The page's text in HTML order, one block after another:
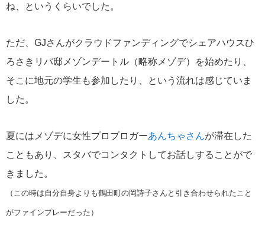
ね、というくらいでした。
ただ、GJさんがクラウドファンディングでシェアハウスひ
ろさきリバ邸メゾンデートル（略称メゾデ）を始めたり、
そこに地元の学生も参加したり、という流れは感じていま
した。
夏にはメゾデに女性プロブロガーあんちゃさんが滞在した
こともあり、スタバでコンタクトしてお話しすることがで
きました。
（この時は自分自身よりも鶴田町の岡詩子さんと引き合わせられたこと
がファインプレーだった）